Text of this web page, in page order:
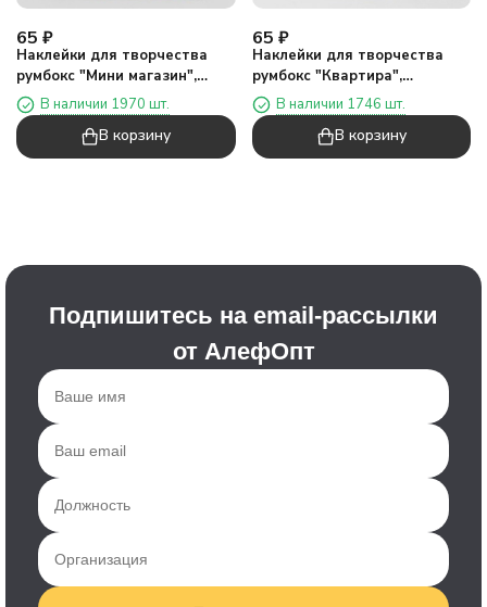
65 ₽
Наклейки для творчества
румбокс "Мини магазин",
голубыеВ наличии 1970 шт.
В корзину
65 ₽
Наклейки для творчества
румбокс "Квартира",
фиолетовые
В наличии 1746 шт.
В корзину
Подпишитесь на email-рассылки
от АлефОпт